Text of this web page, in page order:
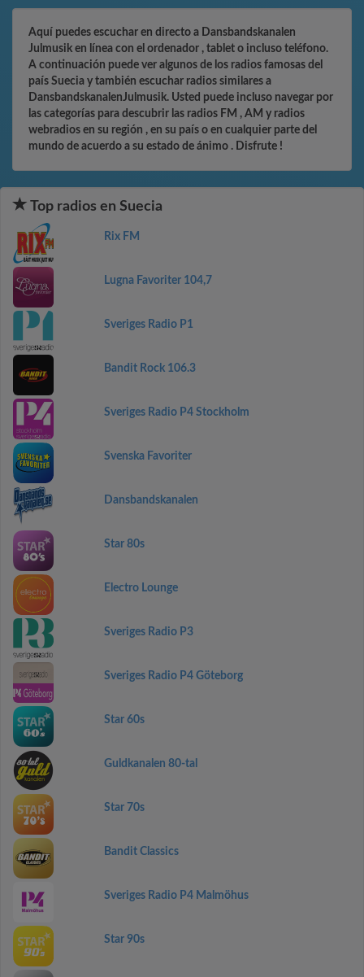
Aquí puedes escuchar en directo a Dansbandskanalen
Julmusik en línea con el ordenador , tablet o incluso teléfono.
A continuación puede ver algunos de los radios famosas del
país Suecia y también escuchar radios similares a
DansbandskanalenJulmusik. Usted puede incluso navegar por
las categorías para descubrir las radios FM , AM y radios
webradios en su región , en su país o en cualquier parte del
mundo de acuerdo a su estado de ánimo . Disfrute !
Top radios en Suecia
Rix FM
Lugna Favoriter 104,7
Sveriges Radio P1
Bandit Rock 106.3
Sveriges Radio P4 Stockholm
Svenska Favoriter
Dansbandskanalen
Star 80s
Electro Lounge
Sveriges Radio P3
Sveriges Radio P4 Göteborg
Star 60s
Guldkanalen 80-tal
Star 70s
Bandit Classics
Sveriges Radio P4 Malmöhus
Star 90s